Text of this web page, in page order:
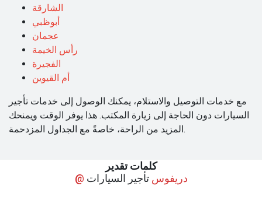
الشارقة
أبوظبي
عجمان
رأس الخيمة
الفجيرة
أم القيوين
مع خدمات التوصيل والاستلام، يمكنك الوصول إلى خدمات تأجير
السيارات دون الحاجة إلى زيارة المكتب. هذا يوفر الوقت ويمنحك
المزيد من الراحة، خاصةً مع الجداول المزدحمة.
كلمات تقدير
@ دريفوس تأجير السيارات